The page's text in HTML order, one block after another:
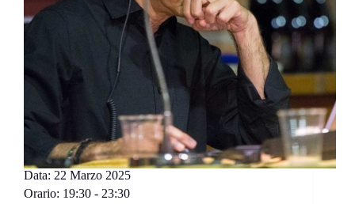
Data: 22 Marzo 2025
Orario: 19:30 - 23:30